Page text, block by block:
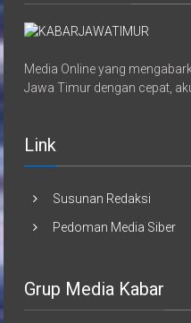
Media Online yang
Jawa Timur dengan cepat,
Link
Susunan Redaksi
Pedoman Media Siber
Grup Media Kabar